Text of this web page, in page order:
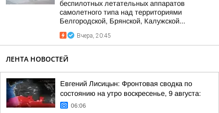
беспилотных летательных аппаратов
самолетного типа над территориями
Белгородской, Брянской, Калужской...
Вчера, 20:45
ЛЕНТА НОВОСТЕЙ
Евгений Лисицын: Фронтовая сводка по
состоянию на утро воскресенье, 9 августа:
06:06